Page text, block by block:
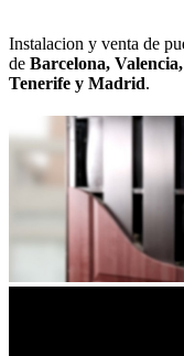
Instalacion y venta de
de Barcelona,
Tenerife y Madrid.